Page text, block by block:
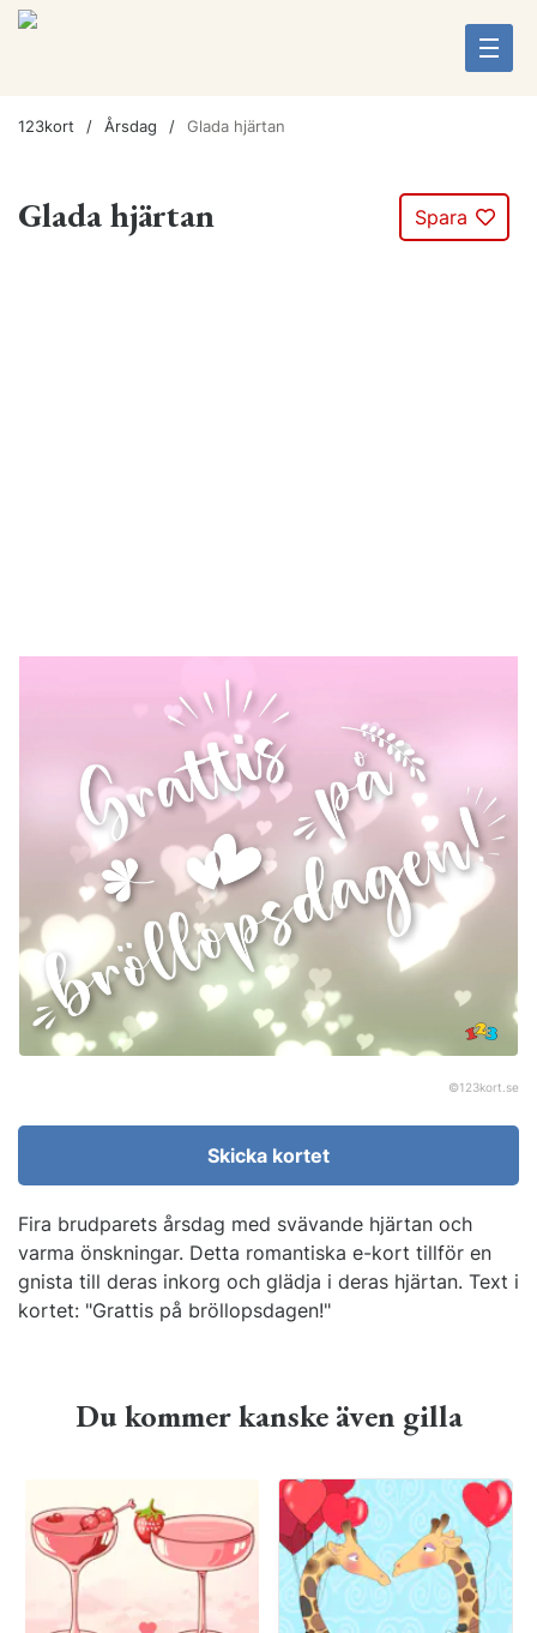
123kort Årsdag Glada hjärtan
Glada hjärtan Spara
©123kort.se
Skicka kortet
Fira brudparets årsdag med svävande hjärtan och
varma önskningar. Detta romantiska e-kort tillför en
gnista till deras inkorg och glädja i deras hjärtan. Text i
kortet: "Grattis på bröllopsdagen!"
Du kommer kanske även gilla